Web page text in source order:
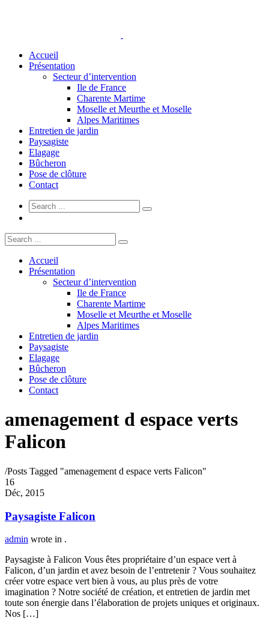
Accueil
Présentation
Secteur d’intervention
Ile de France
Charente Martime
Moselle et Meurthe et Moselle
Alpes Maritimes
Entretien de jardin
Paysagiste
Elagage
Bûcheron
Pose de clôture
Contact
Accueil
Présentation
Secteur d’intervention
Ile de France
Charente Martime
Moselle et Meurthe et Moselle
Alpes Maritimes
Entretien de jardin
Paysagiste
Elagage
Bûcheron
Pose de clôture
Contact
amenagement d espace verts
Falicon
/Posts Tagged "amenagement d espace verts Falicon"
16
Déc, 2015
Paysagiste Falicon
admin wrote in .
Paysagiste à Falicon Vous êtes propriétaire d’un espace vert à
Falicon, d’un jardin et avez besoin de l’entretenir ? Vous souhaitez
créer votre espace vert bien à vous, au plus près de votre
imagination ? Notre société de création, et entretien de jardin met
toute son énergie dans l’élaboration de projets uniques et originaux.
Nos […]